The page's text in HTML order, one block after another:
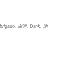
谢谢, Dank, 謝